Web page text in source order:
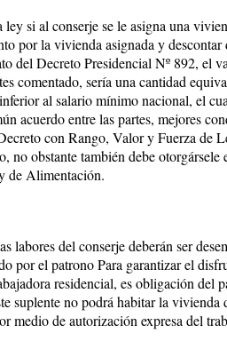
si al conserje se le asigna una
por la vivienda asignada y
del Decreto Presidencial Nº 892, el
comentado, sería una cantidad
al salario mínimo nacional, el
acuerdo entre las partes, mejores
con Rango, Valor y Fuerza de
no obstante también debe
de Alimentación.
labores del conserje deberán ser
por el patrono Para garantizar el
residencial, es obligación del
suplente no podrá habitar la
medio de autorización expresa del